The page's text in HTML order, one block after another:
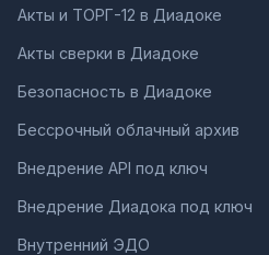
Акты и ТОРГ-12 в Диадоке
Акты сверки в Диадоке
Безопасность в Диадоке
Бессрочный облачный архив
Внедрение API под ключ
Внедрение Диадока под ключ
Внутренний ЭДО